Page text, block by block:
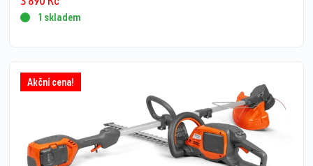
1 skladem
Akční cena!